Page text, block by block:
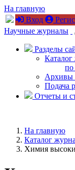
На главную
Вход
Научные журналы
Разделы
Архивы
Подача
Отчеты и
На главную
Каталог
Химия